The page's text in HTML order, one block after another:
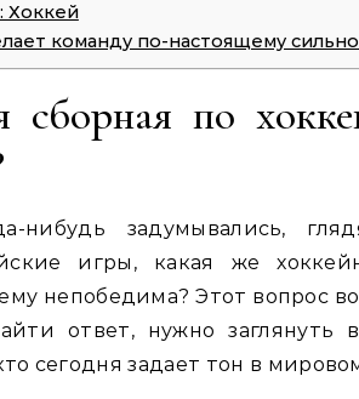
Хоккей
команду по-настоящему
сборная по
нибудь задумывались,
игры, какая же
непобедима? Этот вопрос
ответ, нужно заглянуть
сегодня задает тон в